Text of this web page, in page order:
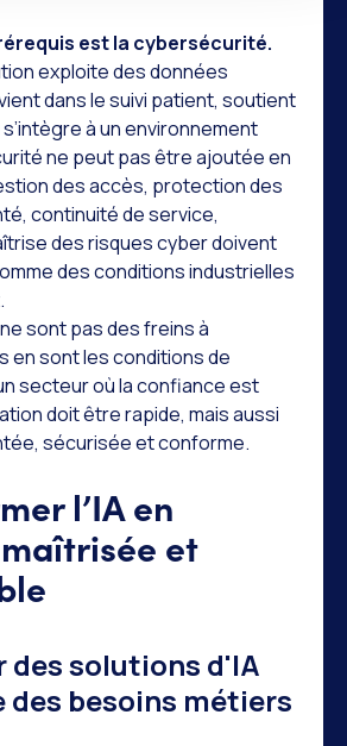
est la cybersécurité.
exploite des données
dans le suivi patient, soutient
à un environnement
ne peut pas être ajoutée en
des accès, protection des
continuité de service,
des risques cyber doivent
des conditions industrielles
sont pas des freins à
en sont les conditions de
secteur où la confiance est
doit être rapide, mais aussi
sécurisée et conforme.
l’IA en
et
des solutions d'IA
des besoins métiers